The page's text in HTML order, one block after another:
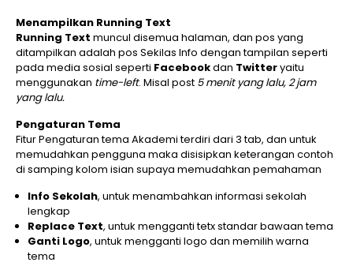
Menampilkan Running Text
Running Text muncul disemua halaman, dan pos yang
ditampilkan adalah pos Sekilas Info dengan tampilan seperti
pada media sosial seperti Facebookdan Twitteryaitu
menggunakan time-left. Misal post 5 menit yang lalu, 2 jam
yang lalu.
Pengaturan Tema
Fitur Pengaturan tema Akademi terdiri dari 3 tab, dan untuk
memudahkan pengguna maka disisipkan keterangan contoh
di samping kolom isian supaya memudahkan pemahaman
Info Sekolah, untuk menambahkan informasi sekolah
lengkap
Replace Text, untuk mengganti tetx standar bawaan tema
Ganti Logo, untuk mengganti logo dan memilih warna
tema